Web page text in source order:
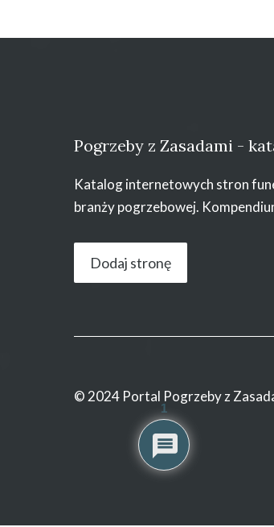
Pogrzeby z Zasadami -
Katalog internetowych stron
branży pogrzebowej.
Dodaj stronę
© 2024 Portal Pogrzeby z
1